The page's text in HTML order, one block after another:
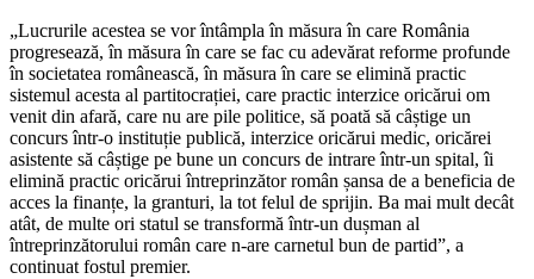
„Lucrurile acestea se vor întâmpla în măsura în care România
progresează, în măsura în care se fac cu adevărat reforme profunde
în societatea românească, în măsura în care se elimină practic
sistemul acesta al partitocrației, care practic interzice oricărui om
venit din afară, care nu are pile politice, să poată să câștige un
concurs într-o instituție publică, interzice oricărui medic, oricărei
asistente să câștige pe bune un concurs de intrare într-un spital, îi
elimină practic oricărui întreprinzător român șansa de a beneficia de
acces la finanțe, la granturi, la tot felul de sprijin. Ba mai mult decât
atât, de multe ori statul se transformă într-un dușman al
întreprinzătorului român care n-are carnetul bun de partid”, a
continuat fostul premier.